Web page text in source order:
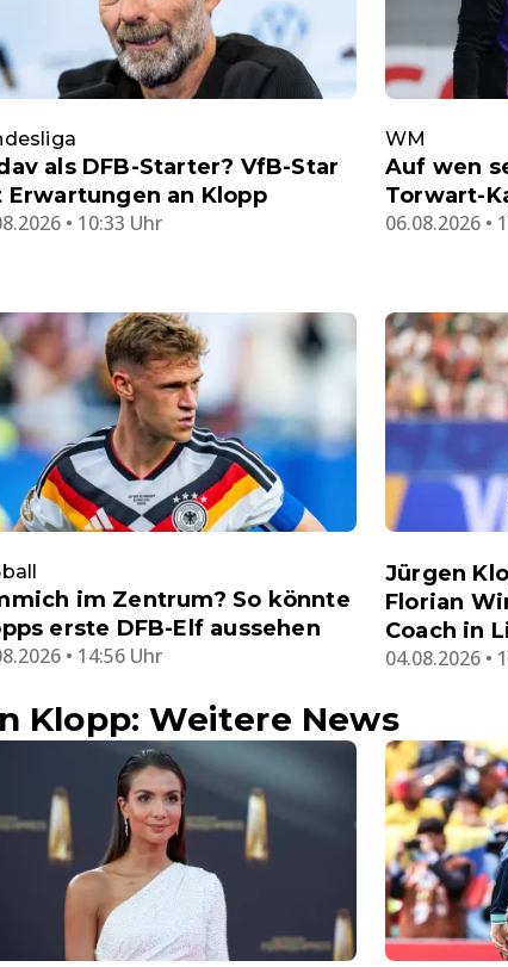
als DFB-Starter? VfB-Star
Erwartungen an Klopp
• 10:33 Uhr
WM
Auf wen
Torwart-
06.08.2026 •
im Zentrum? So könnte
erste DFB-Elf aussehen
• 14:56 Uhr
Jürgen
Florian
Coach in
04.08.2026 •
Klopp: Weitere News